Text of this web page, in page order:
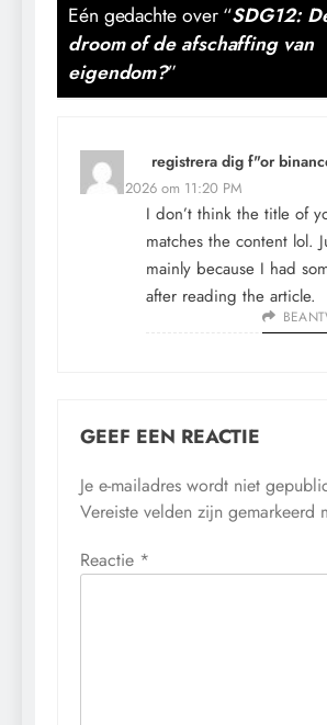
Eén gedachte over “SDG12:
droom of de afschaffing van
eigendom?”
registrera dig f"or
21 mei 2026 om 11:20 PM
I don’t think the title of
matches the content lol.
mainly because I had
after reading the article.
GEEF EEN REACTIE
Je e-mailadres wordt niet
Vereiste velden zijn gemarkeerd
Reactie *